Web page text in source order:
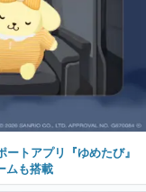
トアプリ『ゆめたび』
ムも搭載